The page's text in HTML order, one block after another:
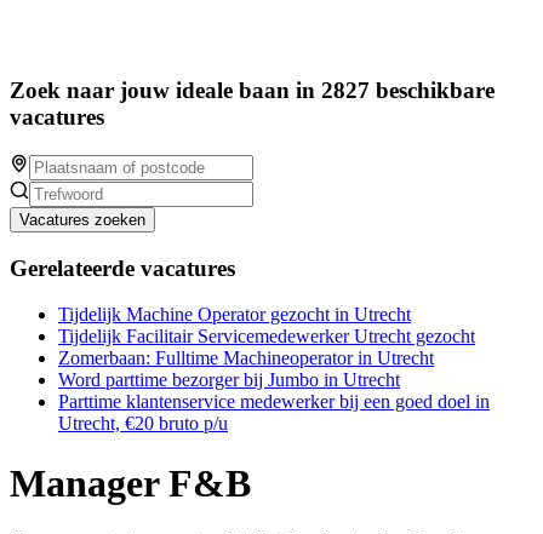
Zoek naar jouw ideale baan in 2827 beschikbare
vacatures
Vacatures zoeken
Gerelateerde vacatures
Tijdelijk Machine Operator gezocht in Utrecht
Tijdelijk Facilitair Servicemedewerker Utrecht gezocht
Zomerbaan: Fulltime Machineoperator in Utrecht
Word parttime bezorger bij Jumbo in Utrecht
Parttime klantenservice medewerker bij een goed doel in
Utrecht, €20 bruto p/u
Manager F&B